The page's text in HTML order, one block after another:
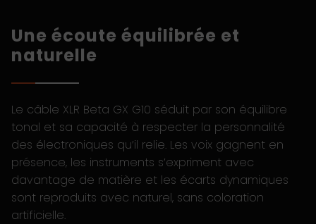
Une écoute équilibrée et
naturelle
Le câble XLR Beta GX G10 séduit par son équilibre
tonal et sa capacité à respecter la personnalité
des électroniques qu’il relie. Les voix gagnent en
présence, les instruments s’expriment avec
davantage de matière et les écarts dynamiques
sont reproduits avec naturel, sans coloration
artificielle.